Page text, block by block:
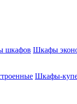
шкафов Шкафы
Шкафы-